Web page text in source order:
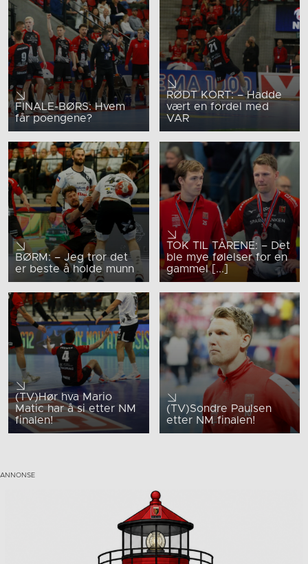
FINALE-BØRS: Hvem
får poengene?
RØDT KORT: – Hadde
vært en fordel med
VAR
BØRM: – Jeg tror det
er beste å holde munn
TOK TIL TÅRENE: – Det
ble mye følelser for en
gammel [...]
(TV)Hør hva Mario
Matic har å si etter NM
finalen!
(TV)Sondre Paulsen
etter NM finalen!